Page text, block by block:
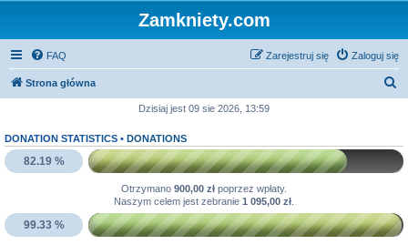
Zamkniety.com
FAQ Zaloguj się
Zarejestruj się
Strona główna
k
a
Dzisiaj jest 09 sie 2026, 13:59
DONATION STATISTICS • DONATIONS
82.19 %
Otrzymano 900,00 zł poprzez wpłaty.
Naszym celem jest zebranie 1 095,00 zł
99.33 %